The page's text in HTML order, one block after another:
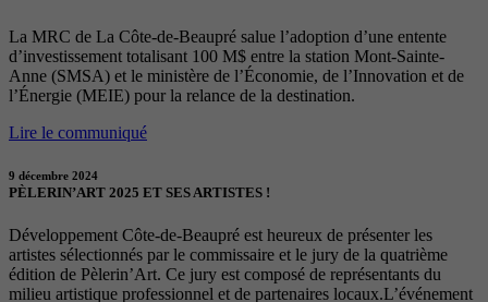
La MRC de La Côte-de-Beaupré salue l’adoption d’une entente
d’investissement totalisant 100 M$ entre la station Mont-Sainte-
Anne (SMSA) et le ministère de l’Économie, de l’Innovation et de
l’Énergie (MEIE) pour la relance de la destination.
Lire le communiqué
9 décembre 2024
PÈLERIN’ART 2025 ET SES ARTISTES !
Développement Côte-de-Beaupré est heureux de présenter les
artistes sélectionnés par le commissaire et le jury de la quatrième
édition de Pèlerin’Art. Ce jury est composé de représentants du
milieu artistique professionnel et de partenaires locaux.L’événement